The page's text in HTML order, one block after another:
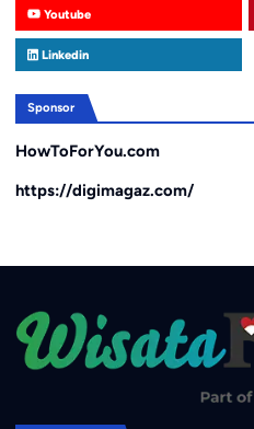
Youtube
Linkedin
Sponsor
HowToForYou.com
https://digimagaz.com/